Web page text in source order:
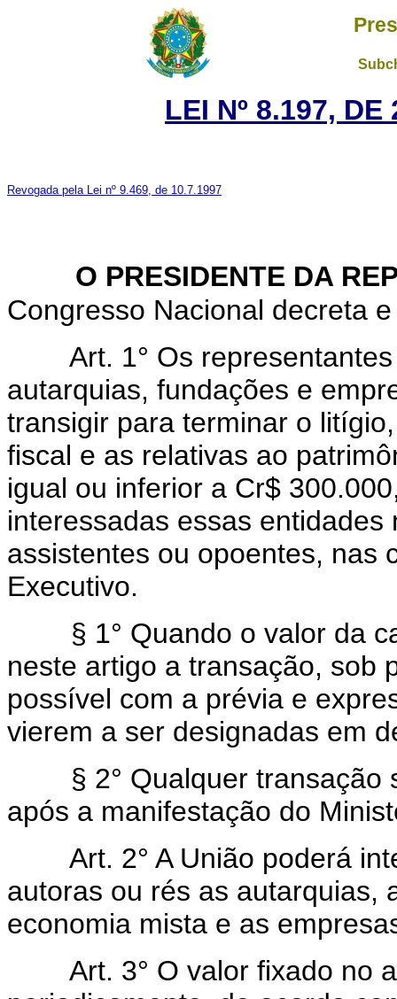
LEI Nº 8.197,
Revogada pela Lei nº 9.469, de 10.7.1997
O PRESIDENTE DA
Congresso Nacional decreta
Art. 1° Os representantes
autarquias, fundações e
transigir para terminar o
fiscal e as relativas ao
igual ou inferior a Cr$
interessadas essas
assistentes ou opoentes, nas
Executivo.
§ 1° Quando o valor da
neste artigo a transação, sob
possível com a prévia e
vierem a ser designadas em
§ 2° Qualquer transação
após a manifestação do
Art. 2° A União poderá
autoras ou rés as autarquias,
economia mista e as
Art. 3° O valor fixado no